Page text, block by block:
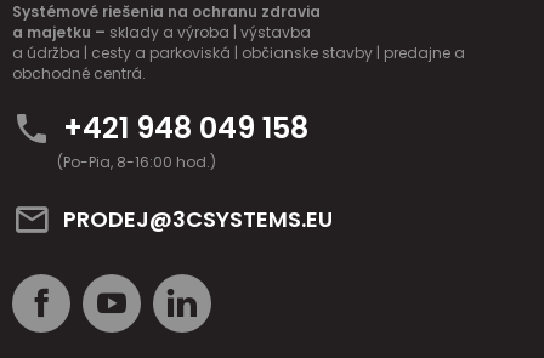
Systémové riešenia na ochranu zdravia
a majetku – sklady a výroba | výstavba
a údržba | cesty a parkoviská | občianske stavby | predajne a
obchodné centrá.
+421 948 049 158
(Po-Pia, 8-16:00 hod.)
PRODEJ@3CSYSTEMS.EU